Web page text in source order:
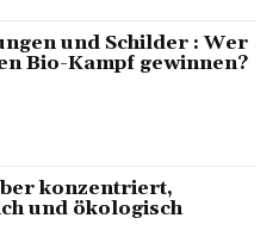
und Schilder : Wer
Bio-Kampf gewinnen?
konzentriert,
und ökologisch